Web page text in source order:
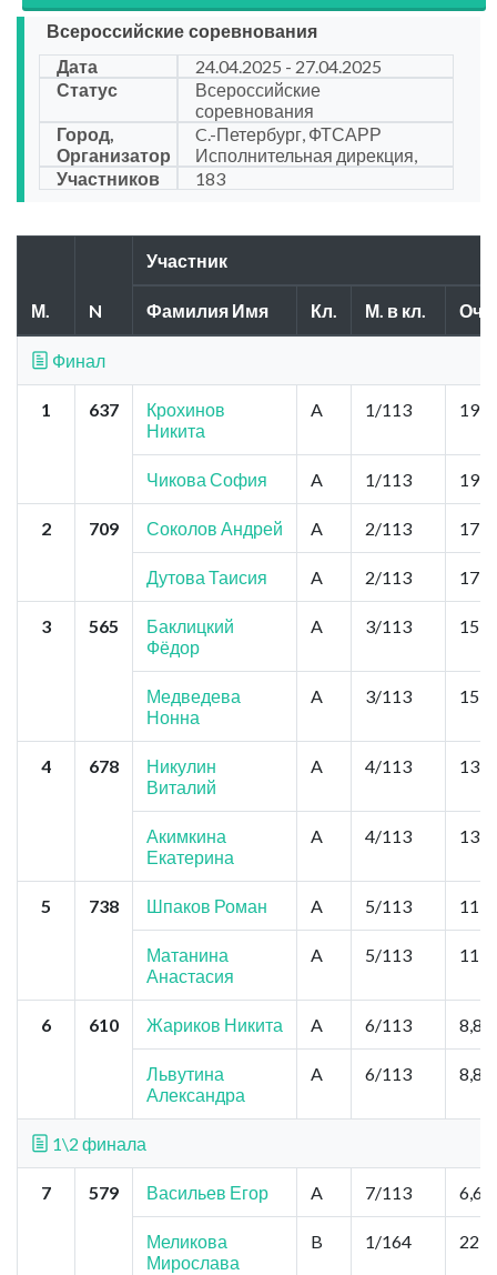
Всероссийские соревнования
Дата
24.04.2025 - 27.04.2025
Статус
Всероссийские
соревнования
Город,
Организатор
C.-Петербург, ФТСАРР
Исполнительная дирекция,
Участников
183
М. N
Участник
Фамилия Имя Кл. М. в кл.
Финал
1 637
Крохинов
Никита
A 1/113 19,8
Чикова София A 1/113 19,8
2 709 Соколов Андрей A 2/113 17,6
Дутова Таисия A 2/113 17,6
3 565
Баклицкий
Фёдор
A 3/113 15,4
Медведева
Нонна
A 3/113 15,4
4 678
Никулин
Виталий
A 4/113 13,2
Акимкина
Екатерина
A 4/113 13,2
5 738 Шпаков Роман A 5/113 11,0
Матанина
Анастасия
A 5/113 11,0
6 610 Жариков Никита A 6/113 8,8
Львутина
Александра
A 6/113 8,8
1\2 финала
7 579 Васильев Егор A 7/113 6,6
Меликова
Мирослава
B 1/164 22,0